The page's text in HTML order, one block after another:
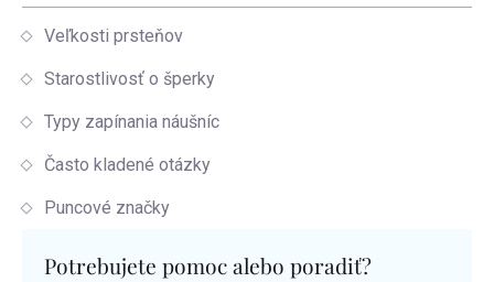
Veľkosti prsteňov
Starostlivosť o šperky
Typy zapínania náušníc
Často kladené otázky
Puncové značky
Potrebujete pomoc alebo poradiť?